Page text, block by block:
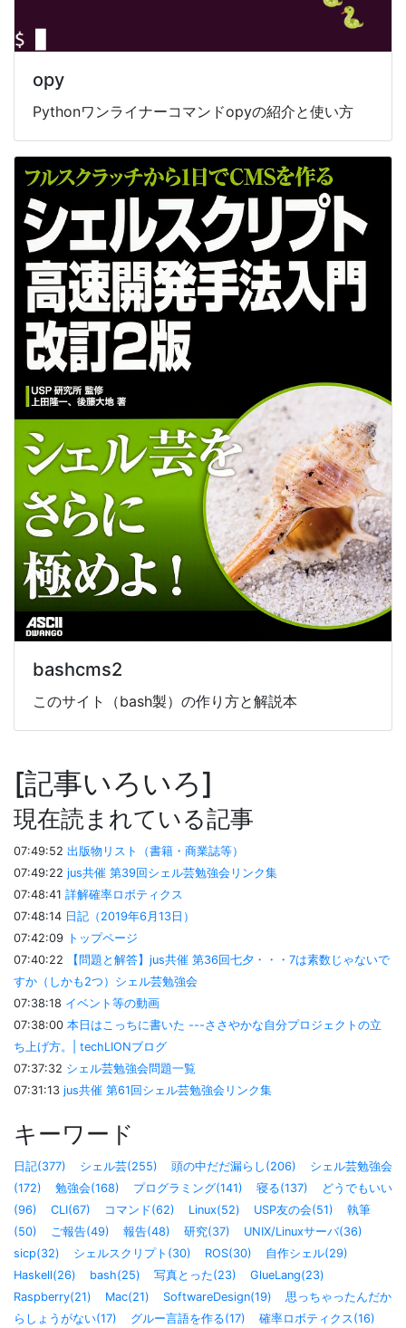
opy
Pythonワンライナーコマンドopyの紹介と使い方
bashcms2
このサイト（bash製）の作り方と解説本
記事いろいろ
現在読まれている記事
07:49:52 出版物リスト（書籍・商業誌等）
07:49:22 jus共催 第39回シェル芸勉強会リンク集
07:48:41 詳解確率ロボティクス
07:48:14 日記（2019年6月13日）
07:42:09 トップページ
07:40:22
【問題と解答】jus共催 第36回七夕・・・7は素数じゃないで
すか（しかも2つ）シェル芸勉強会
07:38:18 イベント等の動画
07:38:00 本日はこっちに書いた ---ささやかな自分プロジェクトの立
ち上げ方。| techLIONブログ
07:37:32 シェル芸勉強会問題一覧
07:31:13 jus共催 第61回シェル芸勉強会リンク集
キーワード
日記(377) シェル芸(255) 頭の中だだ漏らし(206)
シェル芸勉強会
(172)
勉強会(168) プログラミング(141) 寝る(137)
どうでもいい
(96)
CLI(67) コマンド(62) Linux(52) USP友の会(51)
執筆
(50)
ご報告(49) 報告(48) 研究(37)
UNIX/Linuxサーバ(36)
sicp(32)
シェルスクリプト(30) ROS(30)
自作シェル(29)
Haskell(26)
bash(25) 写真とった(23)
GlueLang(23)
Raspberry(21)
Mac(21) SoftwareDesign(19)
思っちゃったんだか
らしょうがない(17)
グルー言語を作る(17)
確率ロボティクス(16)